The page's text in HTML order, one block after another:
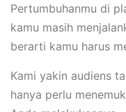
Pertumbuhanmu di
kamu masih
berarti kamu harus
Kami yakin audiens
hanya perlu